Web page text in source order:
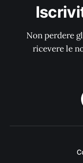
Non perdere
ricevere le